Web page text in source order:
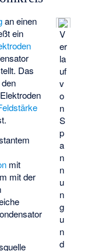
V
er
la
uf
v
o
n
S
p
a
n
n
u
n
g
u
n
d
an einen
ein
Das
mit
mit der